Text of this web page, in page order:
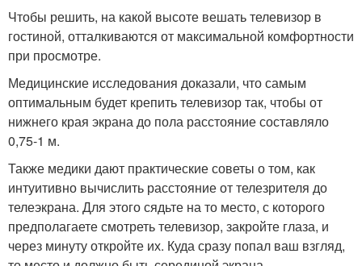
Чтобы решить, на какой высоте вешать телевизор в
гостиной, отталкиваются от максимальной комфортности
при просмотре.
Медицинские исследования доказали, что самым
оптимальным будет крепить телевизор так, чтобы от
нижнего края экрана до пола расстояние составляло
0,75-1 м.
Также медики дают практические советы о том, как
интуитивно вычислить расстояние от телезрителя до
телеэкрана. Для этого сядьте на то место, с которого
предполагаете смотреть телевизор, закройте глаза, и
через минуту откройте их. Куда сразу попал ваш взгляд,